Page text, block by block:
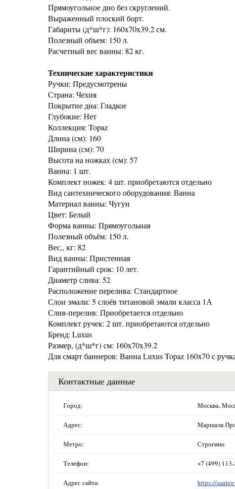
Прямоугольное дно без скруглений.
Выраженный плоский борт.
Габариты (д*ш*г): 160x70x39.2 см.
Полезный объем: 150 л.
Расчетный вес ванны: 82 кг.
Технические характеристики
Ручки: Предусмотрены
Страна: Чехия
Покрытие дна: Гладкое
Глубокие: Нет
Коллекция: Topaz
Длина (см): 160
Ширина (см): 70
Высота на ножках (см): 57
Ванна: 1 шт.
Комплект ножек: 4 шт. приобретаются отдельно
Вид сантехнического оборудования: Ванна
Материал ванны: Чугун
Цвет: Белый
Форма ванны: Прямоугольная
Полезный объём: 150 л.
Вес,, кг: 82
Вид ванны: Пристенная
Гарантийный срок: 10 лет.
Диаметр слива: 52
Расположение перелива: Стандартное
Слои эмали: 5 слоёв титановой эмали класса 1А
Слив-перелив: Приобретается отдельно
Комплект ручек: 2 шт. приобретаются отдельно
Бренд: Luxus
Размер, (д*ш*г) см: 160x70x39.2
Для смарт баннеров: Ванна Luxus Topaz 160x70 с
Контактные данные
Город: Москва,
Адрес: Маршала
Метро: Строгино
Телефон: +7 (499)
Адрес сайта: https://